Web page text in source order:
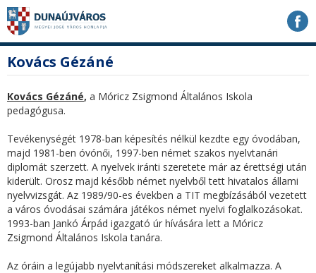
Ugrás
tartalomhoz
Ugrás
navigációhoz
Ugrás
kereséshez
a
honlapon
tartalom
Kovács Gézáné
Kovács Gézáné, a Móricz Zsigmond Általános Iskola
pedagógusa.
Tevékenységét 1978-ban képesítés nélkül kezdte egy óvodában,
majd 1981-ben óvónői, 1997-ben német szakos nyelvtanári
diplomát szerzett. A nyelvek iránti szeretete már az érettségi után
kiderült. Orosz majd később német nyelvből tett hivatalos állami
nyelvvizsgát. Az 1989/90-es években a TIT megbízásából vezetett
a város óvodásai számára játékos német nyelvi foglalkozásokat.
1993-ban Jankó Árpád igazgató úr hívására lett a Móricz
Zsigmond Általános Iskola tanára.
Az óráin a legújabb nyelvtanítási módszereket alkalmazza. A